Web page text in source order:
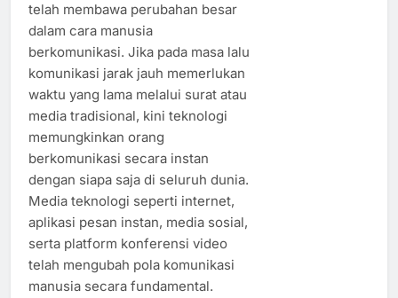
telah membawa perubahan besar
dalam cara manusia
berkomunikasi. Jika pada masa lalu
komunikasi jarak jauh memerlukan
waktu yang lama melalui surat atau
media tradisional, kini teknologi
memungkinkan orang
berkomunikasi secara instan
dengan siapa saja di seluruh dunia.
Media teknologi seperti internet,
aplikasi pesan instan, media sosial,
serta platform konferensi video
telah mengubah pola komunikasi
manusia secara fundamental.